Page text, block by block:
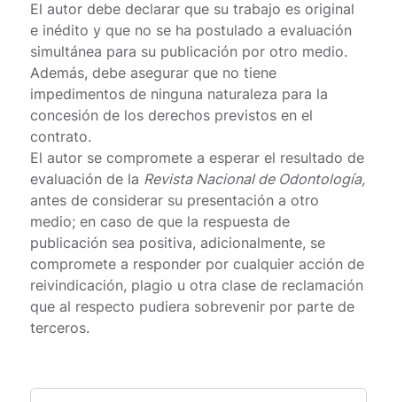
El autor debe declarar que su trabajo es original
e inédito y que no se ha postulado a evaluación
simultánea para su publicación por otro medio.
Además, debe asegurar que no tiene
impedimentos de ninguna naturaleza para la
concesión de los derechos previstos en el
contrato.
El autor se compromete a esperar el resultado de
evaluación de la Revista Nacional de Odontología,
antes de considerar su presentación a otro
medio; en caso de que la respuesta de
publicación sea positiva, adicionalmente, se
compromete a responder por cualquier acción de
reivindicación, plagio u otra clase de reclamación
que al respecto pudiera sobrevenir por parte de
terceros.